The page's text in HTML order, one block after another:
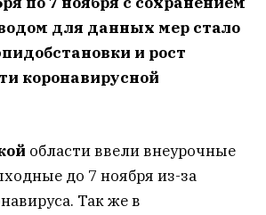
для данных мер стало
и рост
коронавирусной
области ввели внеурочные
до 7 ноября из-за
Так же в